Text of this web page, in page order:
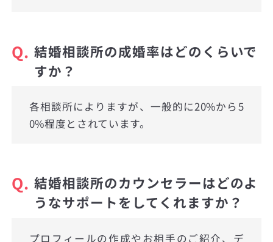
Q. 結婚相談所の成婚率はどのくらいで
すか？
各相談所によりますが、一般的に20%から5
0%程度とされています。
Q. 結婚相談所のカウンセラーはどのよ
うなサポートをしてくれますか？
プロフィールの作成やお相手のご紹介、デ